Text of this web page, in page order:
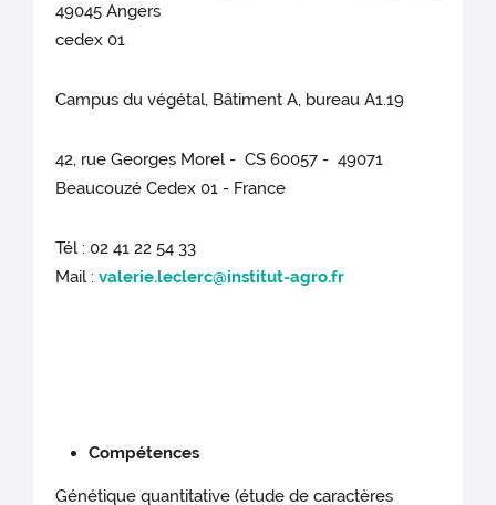
49045 Angers
cedex 01
Campus du végétal, Bâtiment A, bureau A1.19
42, rue Georges Morel - CS 60057 - 49071
Beaucouzé Cedex 01 - France
Tél : 02 41 22 54 33
Mail :valerie.leclerc@institut-agro.fr
Compétences
Génétique quantitative (étude de caractères